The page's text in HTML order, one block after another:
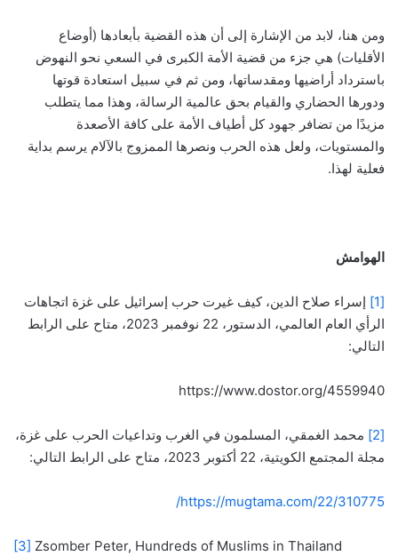
ومن هنا، لابد من الإشارة إلى أن هذه القضية بأبعادها (أوضاع
الأقليات) هي جزء من قضية الأمة الكبرى في السعي نحو النهوض
باسترداد أراضيها ومقدساتها، ومن ثم في سبيل استعادة قوتها
ودورها الحضاري والقيام بحق عالمية الرسالة، وهذا مما يتطلب
مزيدًا من تضافر جهود كل أطياف الأمة على كافة الأصعدة
والمستويات، ولعل هذه الحرب ونصرها الممزوج بالآلام يرسم بداية
فعلية لهذا.
الهوامش
[1]
إسراء صلاح الدين، كيف غيرت حرب إسرائيل على غزة اتجاهات
الرأي العام العالمي، الدستور، 22 نوفمبر 2023، متاح على الرابط
التالي:
https://www.dostor.org/4559940
[2]
محمد الغمقي، المسلمون في الغرب وتداعيات الحرب على غزة،
مجلة المجتمع الكويتية، 22 أكتوبر 2023، متاح على الرابط التالي:
https://mugtama.com/22/310775/
[3] Zsomber Peter, Hundreds of Muslims in Thailand